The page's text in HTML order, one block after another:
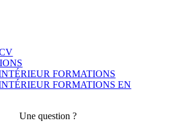
FORMATIONS
FORMATIONS EN
Une question ?